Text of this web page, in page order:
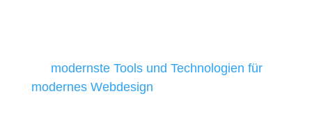
modernste Tools und Technologien für
modernes Webdesign